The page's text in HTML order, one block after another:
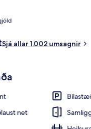
er stutt frá
er í 7
í 10
Sjá allar 1.002 umsagnir
net